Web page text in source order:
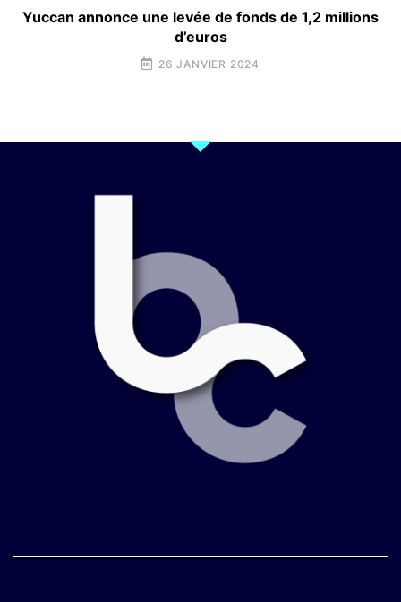
Yuccan annonce une levée de fonds de 1,2 millions
d’euros
26 JANVIER 2024